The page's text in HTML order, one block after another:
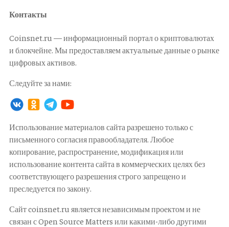
Контакты
Coinsnet.ru — информационный портал о криптовалютах
и блокчейне. Мы предоставляем актуальные данные о рынке
цифровых активов.
Следуйте за нами:
Использование материалов сайта разрешено только с
письменного согласия правообладателя. Любое
копирование, распространение, модификация или
использование контента сайта в коммерческих целях без
соответствующего разрешения строго запрещено и
преследуется по закону.
Сайт coinsnet.ru является независимым проектом и не
связан с Open Source Matters или какими-либо другими